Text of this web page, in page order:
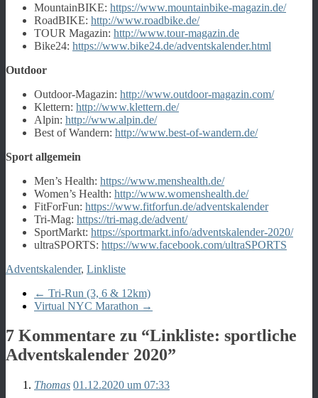
MountainBIKE: https://www.mountainbike-magazin.de/
RoadBIKE: http://www.roadbike.de/
TOUR Magazin: http://www.tour-magazin.de
Bike24: https://www.bike24.de/adventskalender.html
Outdoor
Outdoor-Magazin: http://www.outdoor-magazin.com/
Klettern: http://www.klettern.de/
Alpin: http://www.alpin.de/
Best of Wandern: http://www.best-of-wandern.de/
Sport allgemein
Men’s Health: https://www.menshealth.de/
Women’s Health: http://www.womenshealth.de/
FitForFun: https://www.fitforfun.de/adventskalender
Tri-Mag: https://tri-mag.de/advent/
SportMarkt: https://sportmarkt.info/adventskalender-2020/
ultraSPORTS: https://www.facebook.com/ultraSPORTS
Adventskalender, Linkliste
← Tri-Run (3, 6 & 12km)
Virtual NYC Marathon →
7 Kommentare zu “Linkliste: sportliche
Adventskalender 2020”
Thomas 01.12.2020 um 07:33